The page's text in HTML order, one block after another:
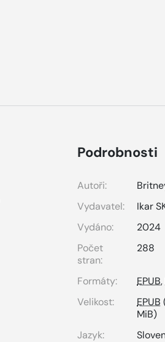
Podrobnosti
Autoři:
Vydavatel:
Ikar
Vydáno:
2024
Počet
stran:
288
Formáty: EPUB,
Velikost:
EPUB
MiB)
Jazyk: